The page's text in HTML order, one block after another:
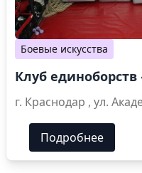
Боевые искусства
Клуб
г.
Подробнее